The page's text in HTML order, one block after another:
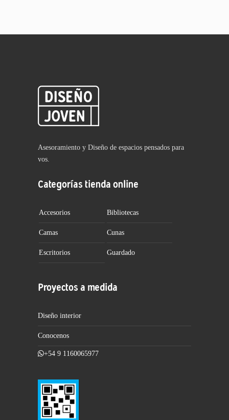
Asesoramiento y Diseño de espacios pensados para
vos.
Categorías tienda online
Accesorios Bibliotecas
Camas Cunas
Escritorios Guardado
Proyectos a medida
Diseño interior
Conocenos
+54 9 1160065977